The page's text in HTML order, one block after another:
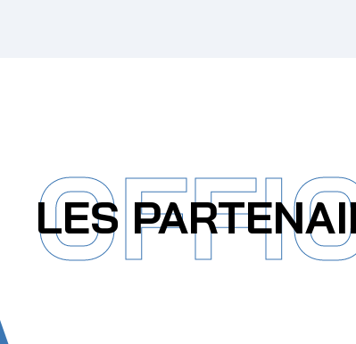
LES